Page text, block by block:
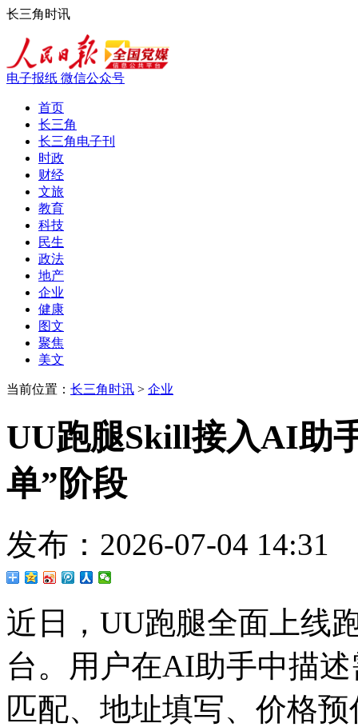
长三角时讯
电子报纸 微信公众号
首页
长三角
长三角电子刊
时政
财经
文旅
教育
科技
民生
政法
地产
企业
健康
图文
聚焦
美文
当前位置： 长三角时讯 > 企业
UU跑腿Skill接入AI助
单”阶段
发布：2026-07-04
近日，UU跑腿全面上线
台。用户在AI助手中描
匹配、地址填写、价格